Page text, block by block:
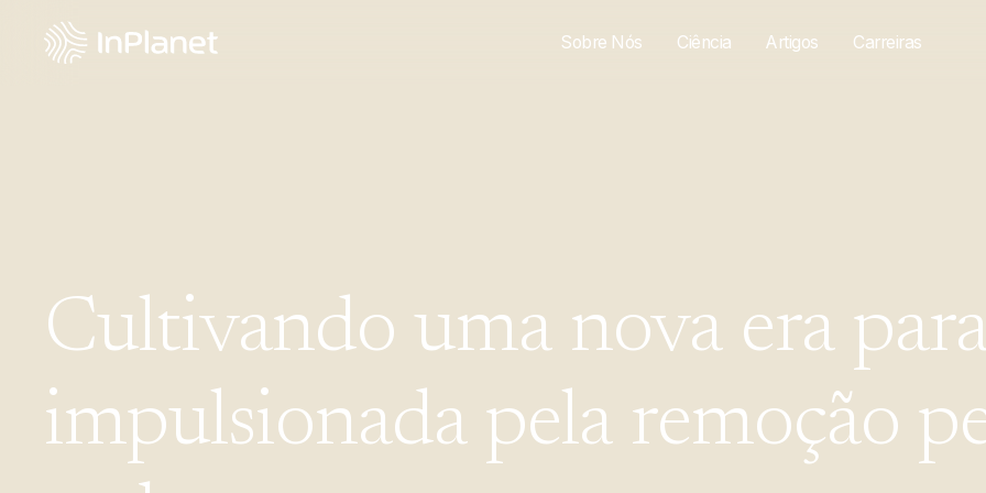
Sobre Nós Ciência Artigos Carreiras
Cultivando uma nova era
impulsionada pela remoção
cana-de-açúcar
cítricos